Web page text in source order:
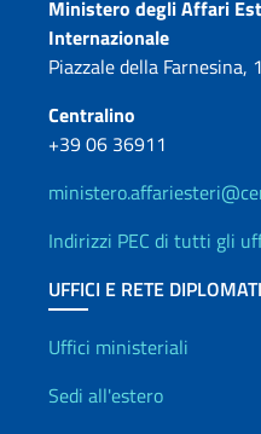
Contatti
Ministero degli Affari
Internazionale
Piazzale della Farnesina,
Centralino
+39 06 36911
Indirizzi PEC di tutti gli
UFFICI E RETE
Uffici e Rete
Uffici ministeriali
Sedi all'estero